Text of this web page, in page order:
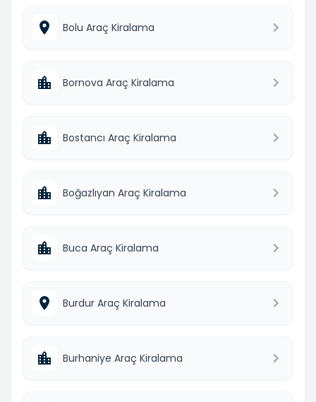
Bolu Araç Kiralama
Bornova Araç Kiralama
Bostancı Araç Kiralama
Boğazlıyan Araç Kiralama
Buca Araç Kiralama
Burdur Araç Kiralama
Burhaniye Araç Kiralama